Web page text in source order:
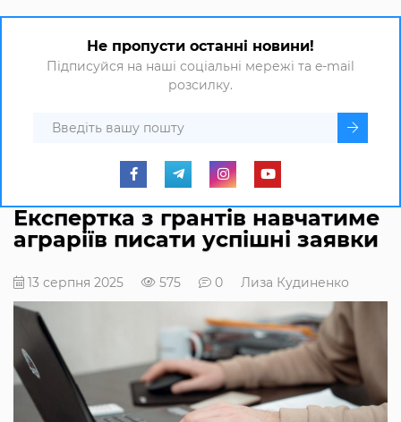
Не пропусти останні новини!
Підписуйся на наші соціальні мережі та e-mail
розсилку.
Експертка з грантів навчатиме
аграріїв писати успішні заявки
13 серпня 2025 575 0 Лиза Кудиненко